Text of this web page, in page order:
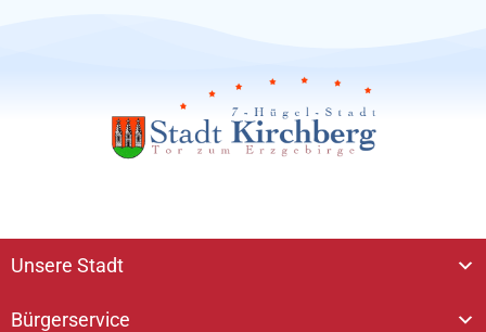
Unsere Stadt
Bürgerservice